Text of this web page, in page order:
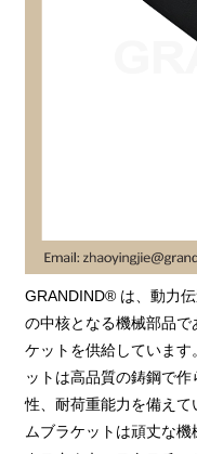
GRANDIND® は、動力
の中核となる機械部品
ケットを供給していま
ットは高品質の鋳鋼で
性、耐荷重能力を備え
ムブラケットは頑丈な機